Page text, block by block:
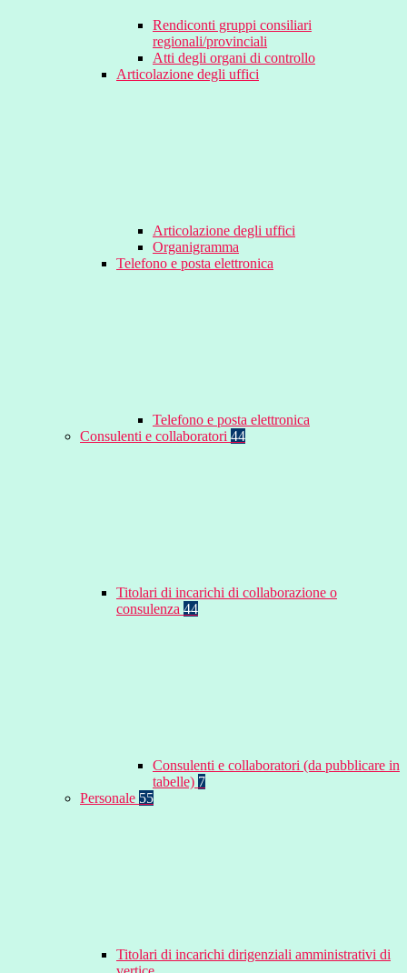
Rendiconti gruppi consiliari
regionali/provinciali
Atti degli organi di controllo
Articolazione degli uffici
Articolazione degli uffici
Organigramma
Telefono e posta elettronica
Telefono e posta elettronica
Consulenti e collaboratori 44
Titolari di incarichi di collaborazione o
consulenza 44
Consulenti e collaboratori (da pubblicare in
tabelle) 7
Personale 55
Titolari di incarichi dirigenziali amministrativi di